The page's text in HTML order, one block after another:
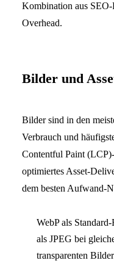
Kombination aus
Overhead.
Bilder und
Bilder sind in den
Verbrauch und
Contentful Paint
optimiertes Asset-
dem besten Aufwand-
WebP als
als JPEG bei
transparenten